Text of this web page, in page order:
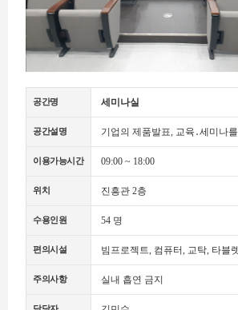
공간명 세미나실
공간설명 기업의 제품발표, 교육․세미나
이용가능시간 09:00 ~ 18:00
위치 진흥관 2층
수용인원 54 명
편의시설 빔프로젝트, 컴퓨터, 교탁, 타블
주의사항 실내 흡연 금지